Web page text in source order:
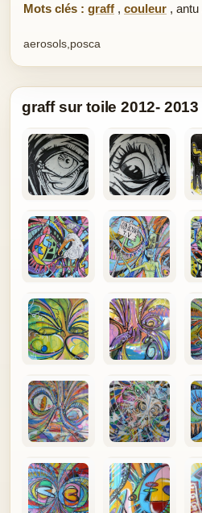
Mots clés : graff , couleur , antu
aerosols,posca
graff sur toile 2012- 2013